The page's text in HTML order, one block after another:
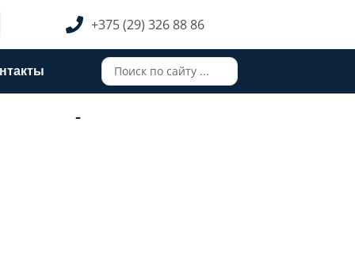
+375 (29) 326 88 86
Search
...
-